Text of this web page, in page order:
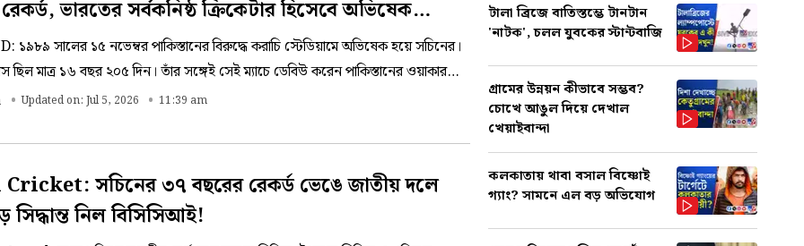
ভারতের সর্বকনিষ্ঠ ক্রিকেটার হিসেবে অভিষেক
সালের ১৫ নভেম্বর পাকিস্তানের বিরুদ্ধে করাচি স্টেডিয়ামে অভিষেক হয়ে সচিনের।
মাত্র ১৬ বছর ২০৫ দিন। তাঁর সঙ্গেই সেই ম্যাচে ডেবিউ করেন পাকিস্তানের ওয়াকার
সচিন করেছিলেন ২৪ বলে ১৫ রান।
Updated on: Jul 5, 2026 11:39 am
সচিনের ৩৭ বছরের রেকর্ড ভেঙে জাতীয় দলে
নিল বিসিসিআই!
টালা ব্রিজে বাতিস্তম্ভে টানটান
'নাটক', চলল যুবকের স্টান্টবাজি
গ্রামের উন্নয়ন কীভাবে সম্ভব?
চোখে আঙুল দিয়ে দেখাল
খেয়াইবান্দা
কলকাতায় থাবা বসাল বিষ্ণোই
গ্যাং? সামনে এল বড় অভিযোগ